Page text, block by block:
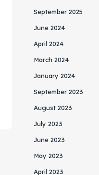
September 2025
June 2024
April 2024
March 2024
January 2024
September 2023
August 2023
July 2023
June 2023
May 2023
April 2023